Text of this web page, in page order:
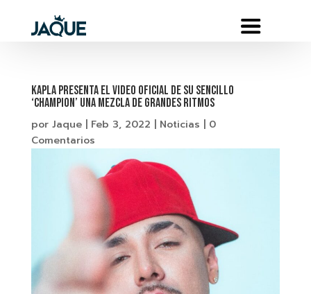
KAPLA PRESENTA EL VIDEO OFICIAL DE SU SENCILLO
‘CHAMPION’ UNA MEZCLA DE GRANDES RITMOS
por Jaque| Feb 3, 2022 Noticias
0
Comentarios